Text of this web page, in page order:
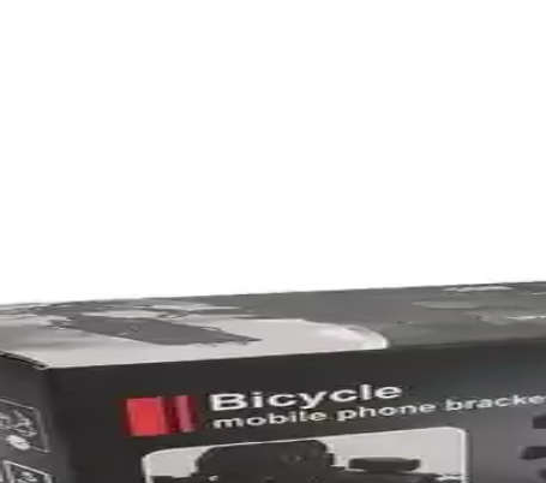
ve Estetik Koruma Çözümü
kolay montajıyla motosikletlerinize şık ve dayanıklı koruma sağlar.
Deri Kaskı Karşılaştırması
Açık Yüz Yarım Deri Kaskı arasındaki güvenlik ve